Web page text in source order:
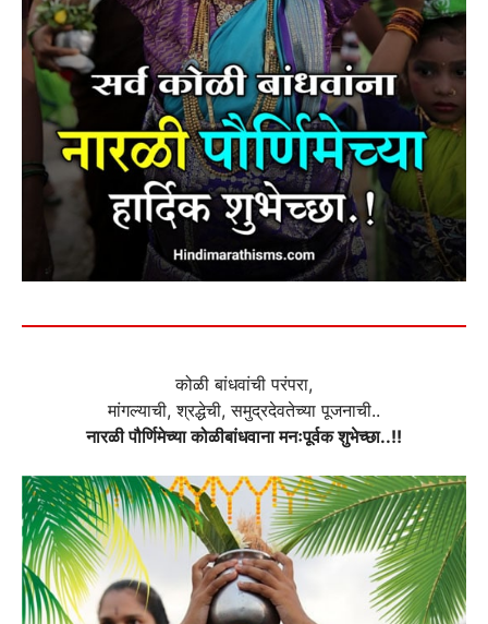
कोळी बांधवांची परंपरा,
मांगल्याची, श्रद्धेची, समुद्रदेवतेच्या पूजनाची..
नारळी पौर्णिमेच्या कोळीबांधवाना मनःपूर्वक शुभेच्छा..!!